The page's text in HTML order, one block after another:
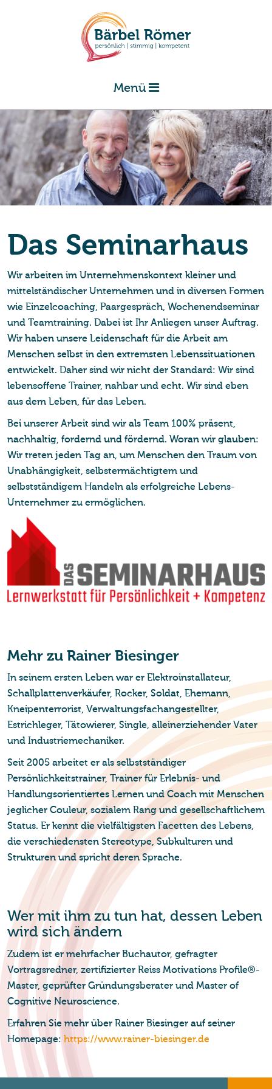
Menü
Das Se­mi­nar­haus
Wir arbeiten im Unternehmenskontext kleiner und
mittelständischer Unternehmen und in diversen Formen
wie Einzelcoaching, Paargespräch, Wochenendseminar
und Teamtraining. Dabei ist Ihr Anliegen unser Auftrag.
Wir haben unsere Leidenschaft für die Arbeit am
Menschen selbst in den extremsten Lebenssituationen
entwickelt. Daher sind wir nicht der Standard: Wir sind
lebensoffene Trainer, nahbar und echt. Wir sind eben
aus dem Leben, für das Leben.
Bei unserer Arbeit sind wir als Team 100% präsent,
nachhaltig, fordernd und fördernd. Woran wir glauben:
Wir treten jeden Tag an, um Menschen den Traum von
Unabhängigkeit, selbstermächtigtem und
selbstständigem Handeln als erfolgreiche Lebens-
Unternehmer zu ermöglichen.
Mehr zu Rai­ner Biesin­ger
In seinem ersten Leben war er Elektroinstallateur,
Schallplattenverkäufer, Rocker, Soldat, Ehemann,
Kneipenterrorist, Verwaltungsfachangestellter,
Estrichleger, Tätowierer, Single, alleinerziehender Vater
und Industriemechaniker.
Seit 2005 arbeitet er als selbstständiger
Persönlichkeitstrainer, Trainer für Erlebnis- und
Handlungsorientiertes Lernen und Coach mit Menschen
jeglicher Couleur, sozialem Rang und gesellschaftlichem
Status. Er kennt die vielfältigsten Facetten des Lebens,
die verschiedensten Stereotype, Subkulturen und
Strukturen und spricht deren Sprache.
Wer mit ihm zu tun hat, des­sen Leben
wird sich än­dern
Zudem ist er mehrfacher Buchautor, gefragter
Vortragsredner, zertifizierter Reiss Motivations Profile®-
Master, geprüfter Gründungsberater und Master of
Cognitive Neuroscience.
Erfahren Sie mehr über Rainer Biesinger auf seiner
Homepage: https://www.rainer-biesinger.de